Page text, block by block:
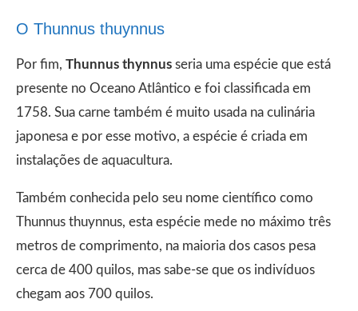
O Thunnus thuynnus
Por fim, Thunnus thynnus seria uma espécie que está
presente no Oceano Atlântico e foi classificada em
1758. Sua carne também é muito usada na culinária
japonesa e por esse motivo, a espécie é criada em
instalações de aquacultura.
Também conhecida pelo seu nome científico como
Thunnus thuynnus, esta espécie mede no máximo três
metros de comprimento, na maioria dos casos pesa
cerca de 400 quilos, mas sabe-se que os indivíduos
chegam aos 700 quilos.